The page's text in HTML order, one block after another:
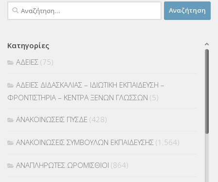
Αναζήτηση
για:
Κατηγορίες
ΑΔΕΙΕΣ (75)
ΑΔΕΙΕΣ ΔΙΔΑΣΚΑΛΙΑΣ – ΙΔΙΩΤΙΚΗ ΕΚΠΑΙΔΕΥΣΗ –
ΦΡΟΝΤΙΣΤΗΡΙΑ – ΚΕΝΤΡΑ ΞΕΝΩΝ ΓΛΩΣΣΩΝ (5)
ΑΝΑΚΟΙΝΩΣΕΙΣ ΠΥΣΔΕ (428)
ΑΝΑΚΟΙΝΩΣΕΙΣ ΣΥΜΒΟΥΛΩΝ ΕΚΠΑΙΔΕΥΣΗΣ (1.564)
ΑΝΑΠΛΗΡΩΤΕΣ ΩΡΟΜΙΣΘΙΟΙ (864)